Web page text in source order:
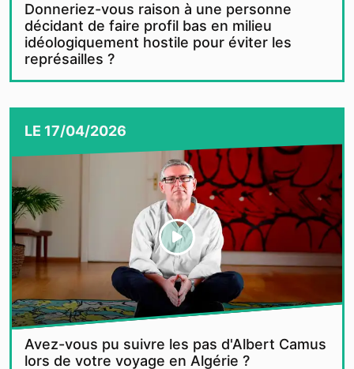
Donneriez-vous raison à une personne
décidant de faire profil bas en milieu
idéologiquement hostile pour éviter les
représailles ?
LE 17/04/2026
Avez-vous pu suivre les pas d'Albert Camus
lors de votre voyage en Algérie ?